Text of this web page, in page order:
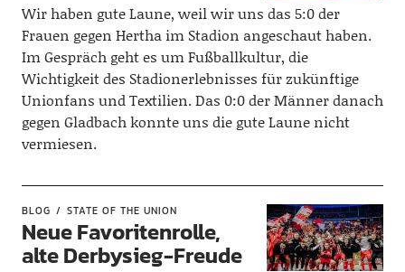
Wir haben gute Laune, weil wir uns das 5:0 der
Frauen gegen Hertha im Stadion angeschaut haben.
Im Gespräch geht es um Fußballkultur, die
Wichtigkeit des Stadionerlebnisses für zukünftige
Unionfans und Textilien. Das 0:0 der Männer danach
gegen Gladbach konnte uns die gute Laune nicht
vermiesen.
BLOG STATE OF THE UNION
Neue Favoritenrolle,
alte Derbysieg-Freude